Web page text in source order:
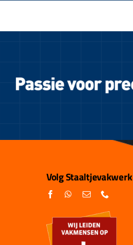
Volg Staaltjevakwerk